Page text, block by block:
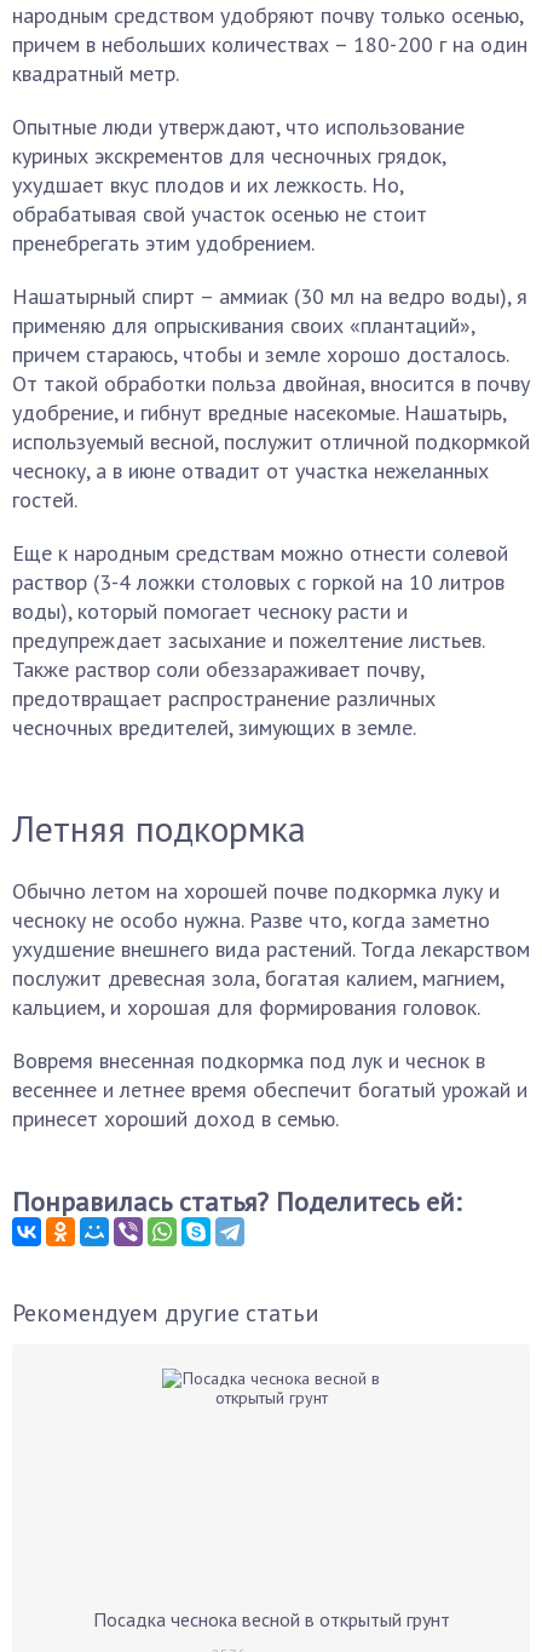
народным средством удобряют почву только осенью,
причем в небольших количествах – 180-200 г на один
квадратный метр.
Опытные люди утверждают, что использование
куриных экскрементов для чесночных грядок,
ухудшает вкус плодов и их лежкость. Но,
обрабатывая свой участок осенью не стоит
пренебрегать этим удобрением.
Нашатырный спирт – аммиак (30 мл на ведро воды), я
применяю для опрыскивания своих «плантаций»,
причем стараюсь, чтобы и земле хорошо досталось.
От такой обработки польза двойная, вносится в почву
удобрение, и гибнут вредные насекомые. Нашатырь,
используемый весной, послужит отличной подкормкой
чесноку, а в июне отвадит от участка нежеланных
гостей.
Еще к народным средствам можно отнести солевой
раствор (3-4 ложки столовых с горкой на 10 литров
воды), который помогает чесноку расти и
предупреждает засыхание и пожелтение листьев.
Также раствор соли обеззараживает почву,
предотвращает распространение различных
чесночных вредителей, зимующих в земле.
Летняя подкормка
Обычно летом на хорошей почве подкормка луку и
чесноку не особо нужна. Разве что, когда заметно
ухудшение внешнего вида растений. Тогда лекарством
послужит древесная зола, богатая калием, магнием,
кальцием, и хорошая для формирования головок.
Вовремя внесенная подкормка под лук и чеснок в
весеннее и летнее время обеспечит богатый урожай и
принесет хороший доход в семью.
Понравилась статья? Поделитесь ей:
Рекомендуем другие статьи
Посадка чеснока весной в открытый грунт